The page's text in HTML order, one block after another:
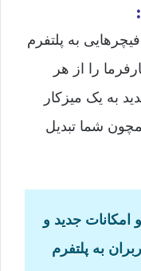
به پلتفرم
را از هر
به یک میزکار
شما تبدیل
امکانات جدید و
به پلتفرم